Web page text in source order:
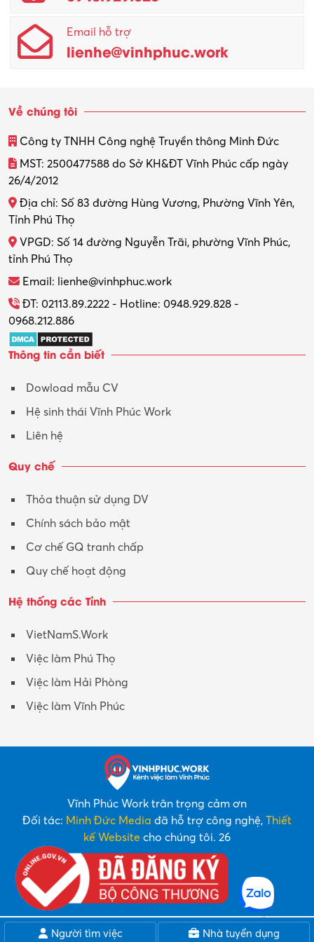
Quản lý chất lượng – QC
Quản lý sản xuất
Quản trị kinh doanh
Thiết kế nội thất
Thợ máy – Ô tô – Xe máy
Thực tập
Tổ chức sự kiện – Quà tặng
Trợ lý
Tư vấn
Tư vấn – Kiến trúc
Y tế-Dược
Email hỗ trợ
lienhe@vinhphuc.work
Về chúng tôi
Công ty TNHH Công nghệ Truyền thông Minh Đức
MST: 2500477588 do Sở KH&ĐT Vĩnh Phúc cấp ngày
26/4/2012
Địa chỉ: Số 83 đường Hùng Vương, Phường Vĩnh Yên,
Tỉnh Phú Thọ
VPGD: Số 14 đường Nguyễn Trãi, phường Vĩnh Phúc,
tỉnh Phú Thọ
Email: lienhe@vinhphuc.work
ĐT: 02113.89.2222 - Hotline: 0948.929.828 -
0968.212.886
Thông tin cần biết
Dowload mẫu CV
Hệ sinh thái Vĩnh Phúc Work
Liên hệ
Quy chế
Thỏa thuận sử dụng DV
Chính sách bảo mật
Cơ chế GQ tranh chấp
Quy chế hoạt động
Hệ thống các Tỉnh
VietNamS.Work
Việc làm Phú Thọ
Việc làm Hải Phòng
Việc làm Vĩnh Phúc
Vĩnh Phúc Work trân trọng cảm ơn
Đối tác: Minh Đức Media đã hỗ trợ công nghệ, Thiết
kế Website cho chúng tôi. 26
Người tìm việc Nhà tuyển dụng